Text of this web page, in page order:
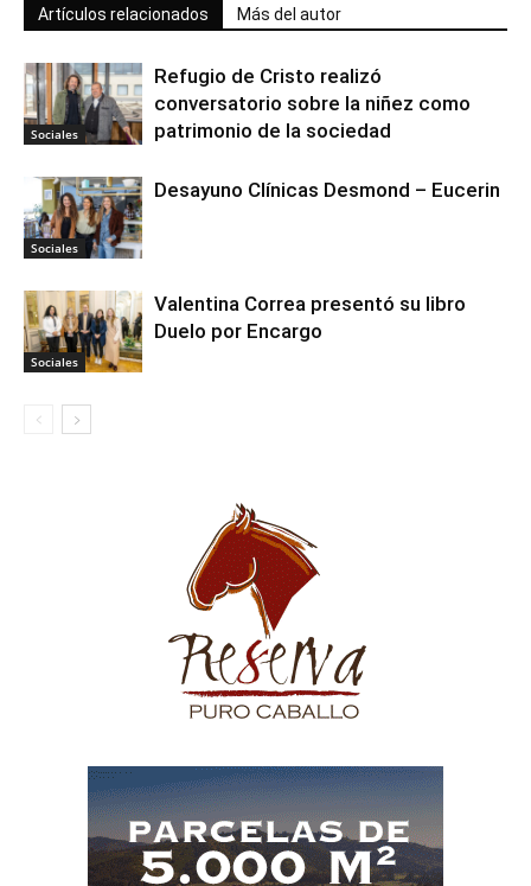
Artículos relacionados Más del autor
Sociales
Refugio de Cristo realizó
conversatorio sobre la niñez como
patrimonio de la sociedad
Sociales
Desayuno Clínicas Desmond – Eucerin
Sociales
Valentina Correa presentó su libro
Duelo por Encargo